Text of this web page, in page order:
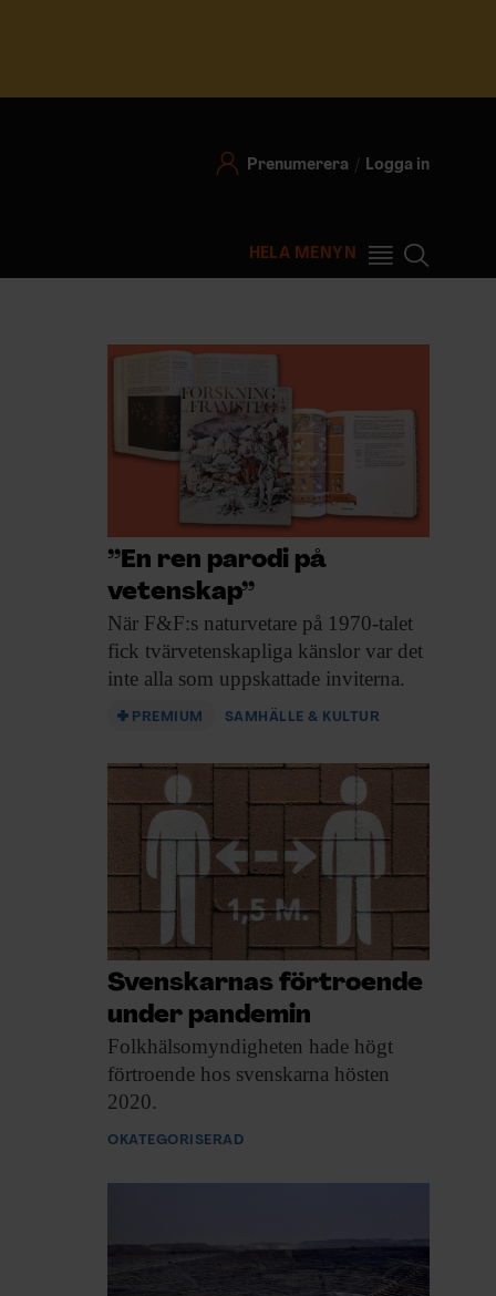
Prenumerera Logga in
HELA MENYN
”En ren parodi på
vetenskap”
När F&F:s naturvetare på 1970-talet
fick tvärvetenskapliga känslor var det
inte alla som uppskattade inviterna.
PREMIUM SAMHÄLLE & KULTUR
Svenskarnas förtroende
under pandemin
Folkhälsomyndigheten hade högt
förtroende hos svenskarna hösten
2020.
OKATEGORISERAD